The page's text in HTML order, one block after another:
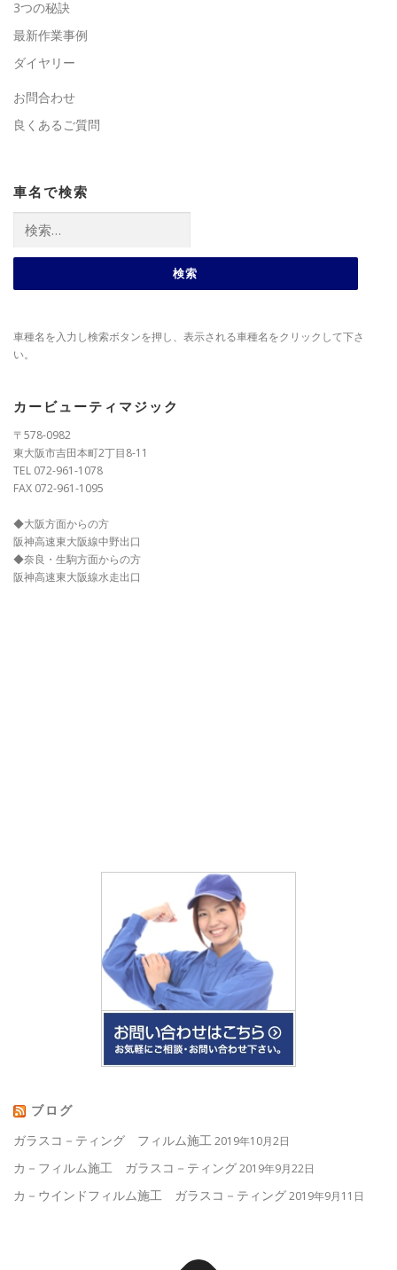
3つの秘訣
最新作業事例
ダイヤリー
お問合わせ
良くあるご質問
車名で検索
索:
車種名を入力し検索ボタンを押し、表示される車種名をクリックして下さ
い。
カービューティマジック
〒578-0982
東大阪市吉田本町2丁目8-11
TEL 072-961-1078
FAX 072-961-1095
◆大阪方面からの方
阪神高速東大阪線中野出口
◆奈良・生駒方面からの方
阪神高速東大阪線水走出口
ブログ
ガラスコ－ティング フィルム施工2019年10月2日
カ－フィルム施工 ガラスコ－ティング2019年9月22日
カ－ウインドフィルム施工 ガラスコ－ティング2019年9月11日